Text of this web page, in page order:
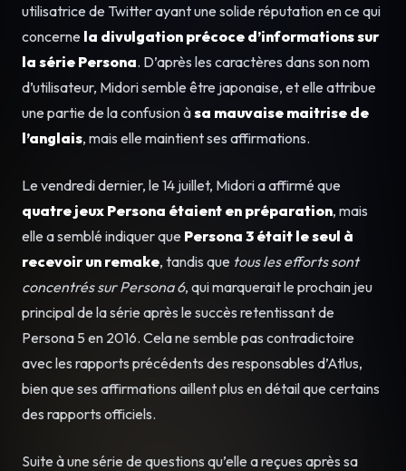
utilisatrice de Twitter ayant une solide réputation en ce qui
concerne la divulgation précoce d’informations sur
la série Persona. D’après les caractères dans son nom
d’utilisateur, Midori semble être japonaise, et elle attribue
une partie de la confusion àsa mauvaise maitrise de
l’anglais, mais elle maintient ses affirmations.
Le vendredi dernier, le 14 juillet, Midori a affirmé que
quatre jeux Persona étaient en préparation, mais
elle a semblé indiquer que Persona 3 était le seul à
recevoir un remake, tandis que tous les efforts sont
concentrés sur Persona 6, qui marquerait le prochain jeu
principal de la série après le succès retentissant de
Persona 5 en 2016. Cela ne semble pas contradictoire
avec les rapports précédents des responsables d’Atlus,
bien que ses affirmations aillent plus en détail que certains
des rapports officiels.
Suite à une série de questions qu’elle a reçues après sa